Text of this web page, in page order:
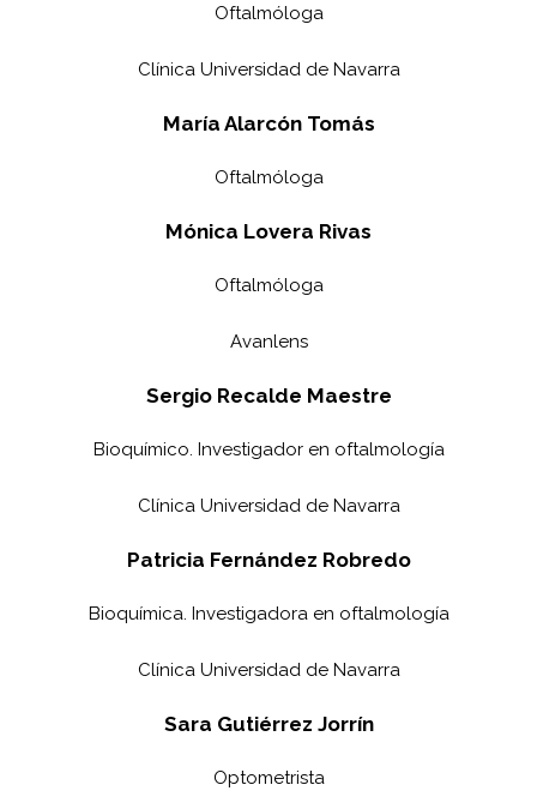
Oftalmóloga
Clínica Universidad de Navarra
María Alarcón Tomás
Oftalmóloga
Mónica Lovera Rivas
Oftalmóloga
Avanlens
Sergio Recalde Maestre
Bioquímico. Investigador en oftalmología
Clínica Universidad de Navarra
Patricia Fernández Robredo
Bioquímica. Investigadora en oftalmología
Clínica Universidad de Navarra
Sara Gutiérrez Jorrín
Optometrista